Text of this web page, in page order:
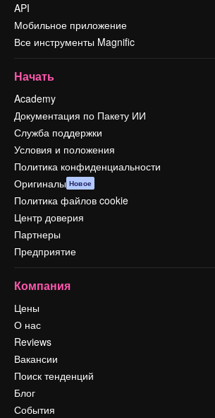
API
Мобильное приложение
Все инструменты Magnific
Начать
Academy
Документация по Пакету ИИ
Служба поддержки
Условия и положения
Политика конфиденциальности
Оригиналы Новое
Политика файлов cookie
Центр доверия
Партнеры
Предприятие
Компания
Цены
О нас
Reviews
Вакансии
Поиск тенденций
Блог
События